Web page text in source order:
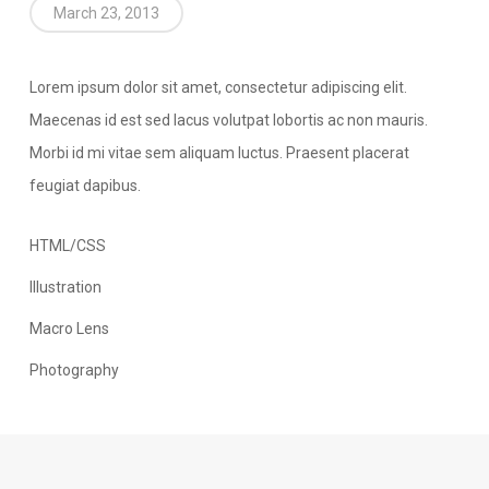
March 23, 2013
Lorem ipsum dolor sit amet, consectetur adipiscing elit.
Maecenas id est sed lacus volutpat lobortis ac non mauris.
Morbi id mi vitae sem aliquam luctus. Praesent placerat
feugiat dapibus.
HTML/CSS
Illustration
Macro Lens
Photography